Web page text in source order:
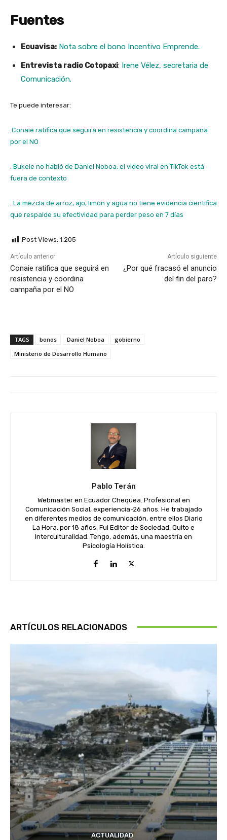
Fuentes
Ecuavisa: Nota sobre el bono Incentivo Emprende.
Entrevista radio Cotopaxi: Irene Vélez, secretaria de
Comunicación.
Te puede interesar:
Conaie ratifica que seguirá en resistencia y coordina campaña
por el NO
Bukele no habló de Daniel Noboa: el video viral en TikTok está
fuera de contexto
La mezcla de arroz, ajo, limón y agua no tiene evidencia científica
que respalde su efectividad para perder peso en 7 días
Post Views: 1.205
Artículo anterior
Conaie ratifica que seguirá en
resistencia y coordina
campaña por el NO
Artículo siguiente
¿Por qué fracasó el anuncio
del fin del paro?
TAGS bonos Daniel Noboa
gobierno
Ministerio de Desarrollo Humano
Pablo Terán
Webmaster en Ecuador Chequea. Profesional en
Comunicación Social, experiencia-26 años. He trabajado
en diferentes medios de comunicación, entre ellos Diario
La Hora, por 18 años. Fui Editor de Sociedad, Quito e
Interculturalidad. Tengo, además, una maestría en
Psicología Holística.
ARTÍCULOS RELACIONADOS
ACTUALIDAD